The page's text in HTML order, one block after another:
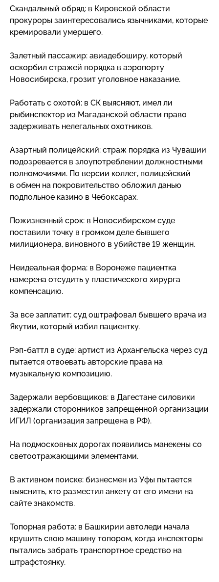
Скандальный обряд: в Кировской области
прокуроры заинтересовались язычниками, которые
кремировали умершего.
Залетный пассажир: авиадебоширу, который
оскорбил стражей порядка в аэропорту
Новосибирска, грозит уголовное наказание.
Работать с охотой: в СК выясняют, имел ли
рыбинспектор из Магаданской области право
задерживать нелегальных охотников.
Азартный полицейский: страж порядка из Чувашии
подозревается в злоупотреблении должностными
полномочиями. По версии коллег, полицейский
в обмен на покровительство обложил данью
подпольное казино в Чебоксарах.
Пожизненный срок: в Новосибирском суде
поставили точку в громком деле бывшего
милиционера, виновного в убийстве 19 женщин.
Неидеальная форма: в Воронеже пациентка
намерена отсудить у пластического хирурга
компенсацию.
За все заплатит: суд оштрафовал бывшего врача из
Якутии, который избил пациентку.
Рэп-баттл в суде: артист из Архангельска через суд
пытается отвоевать авторские права на
музыкальную композицию.
Задержали вербовщиков: в Дагестане силовики
задержали сторонников запрещенной организации
ИГИЛ (организация запрещена в РФ).
На подмосковных дорогах появились манекены со
светоотражающими элементами.
В активном поиске: бизнесмен из Уфы пытается
выяснить, кто разместил анкету от его имени на
сайте знакомств.
Топорная работа: в Башкирии автоледи начала
крушить свою машину топором, когда инспекторы
пытались забрать транспортное средство на
штрафстоянку.